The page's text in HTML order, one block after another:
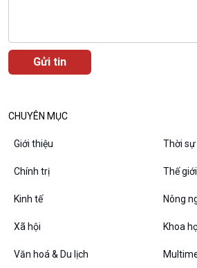
VOV1 đặc biệt
Thanh âm ký sự
Các chương trình đặc biệt
CHUYÊN MỤC
Giới thiệu Thời sự
Chính trị Thế giới
Kinh tế Nông
Xã hội Khoa
Văn hoá & Du lịch